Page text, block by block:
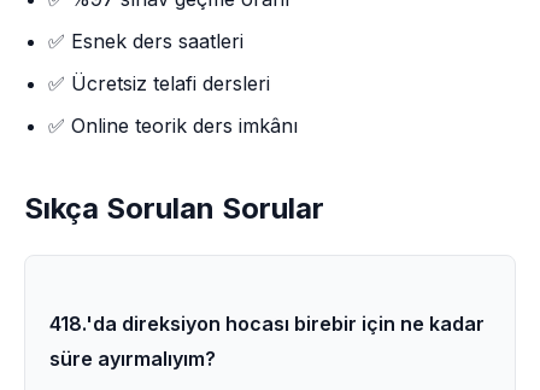
✅ Esnek ders saatleri
✅ Ücretsiz telafi dersleri
✅ Online teorik ders imkânı
Sıkça Sorulan Sorular
418.'da direksiyon hocası birebir için ne kadar
süre ayırmalıyım?